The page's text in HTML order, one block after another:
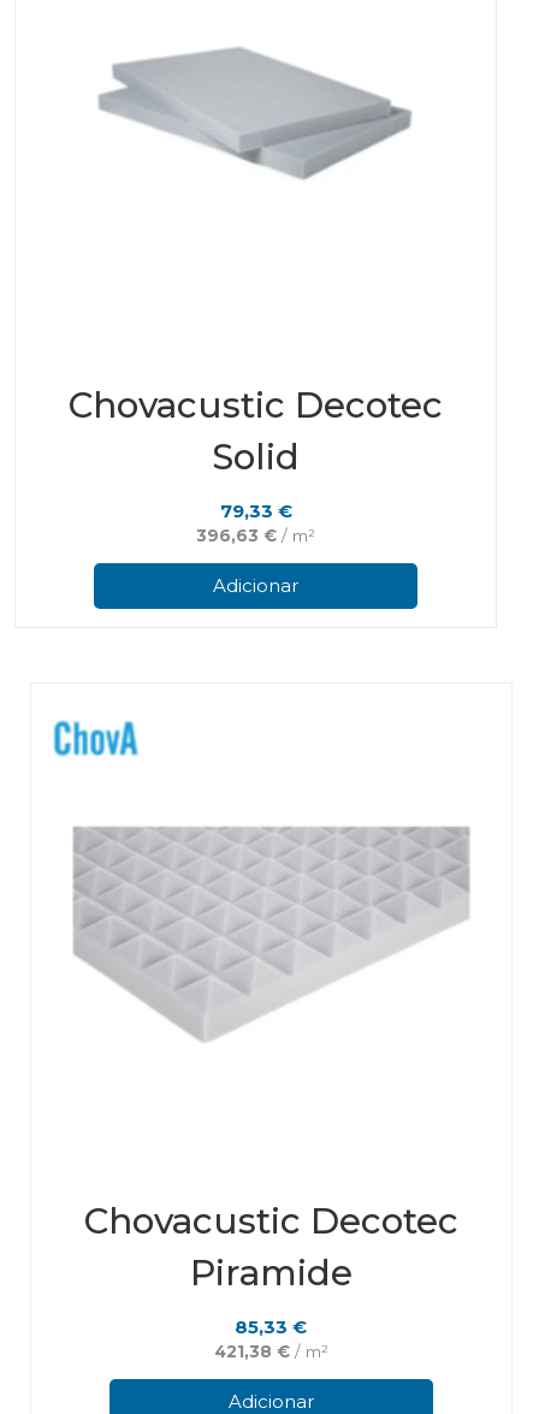
Chovacustic Decotec
Solid
79,33 €
396,63€ / m²
Adicionar
Chovacustic Decotec
Piramide
85,33€
421,38 €/ m²
Adicionar